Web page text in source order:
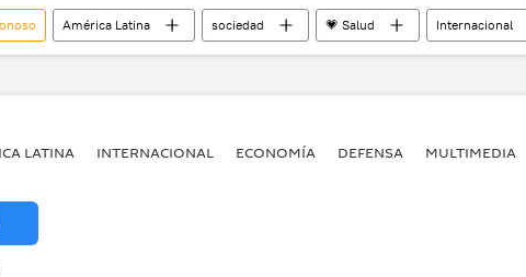
América Latina sociedad 💗 Salud
Internacional
belleza moda modelos plus size noticias
LATINA INTERNACIONAL ECONOMÍA DEFENSA MULTIMEDIA